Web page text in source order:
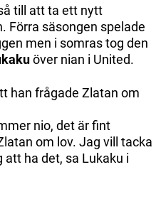
till att ta ett nytt
Förra säsongen spelade
men i somras tog den
över nian i United.
han frågade Zlatan om
nio, det är fint
om lov. Jag vill tacka
ha det, sa Lukaku i